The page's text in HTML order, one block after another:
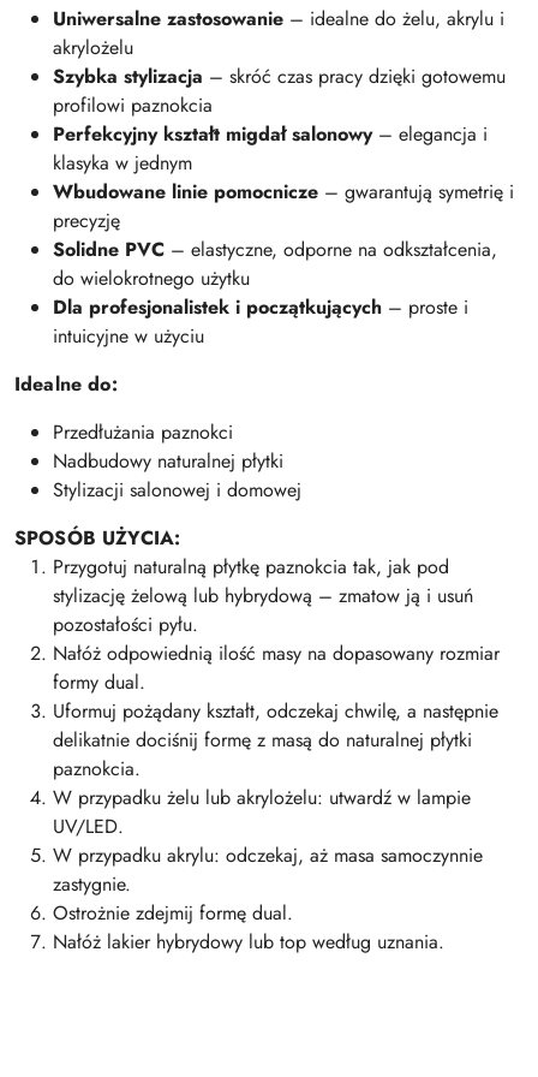
Uniwersalne zastosowanie – idealne do żelu, akrylu i
akrylożelu
Szybka stylizacja – skróć czas pracy dzięki gotowemu
profilowi paznokcia
Perfekcyjny kształt migdał salonowy – elegancja i
klasyka w jednym
Wbudowane linie pomocnicze – gwarantują symetrię i
precyzję
Solidne PVC – elastyczne, odporne na odkształcenia,
do wielokrotnego użytku
Dla profesjonalistek i początkujących – proste i
intuicyjne w użyciu
Idealne do:
Przedłużania paznokci
Nadbudowy naturalnej płytki
Stylizacji salonowej i domowej
SPOSÓB UŻYCIA:
Przygotuj naturalną płytkę paznokcia tak, jak pod
stylizację żelową lub hybrydową – zmatow ją i usuń
pozostałości pyłu.
Nałóż odpowiednią ilość masy na dopasowany rozmiar
formy dual.
Uformuj pożądany kształt, odczekaj chwilę, a następnie
delikatnie dociśnij formę z masą do naturalnej płytki
paznokcia.
W przypadku żelu lub akrylożelu: utwardź w lampie
UV/LED.
W przypadku akrylu: odczekaj, aż masa samoczynnie
zastygnie.
Ostrożnie zdejmij formę dual.
Nałóż lakier hybrydowy lub top według uznania.